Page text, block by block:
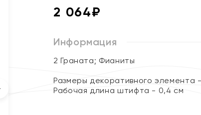
2 064₽
Информация
2 Граната; Фианиты
Размеры декоративного элемента
Рабочая длина штифта - 0,4 см